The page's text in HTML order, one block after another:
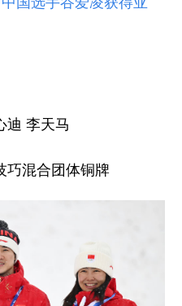
迪 李天马
巧混合团体铜牌